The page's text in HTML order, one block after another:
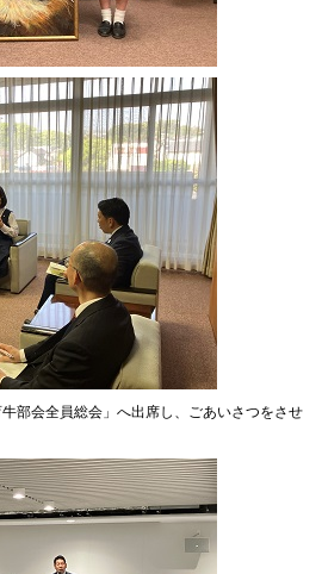
部会全員総会」へ出席し、ごあいさつをさせ